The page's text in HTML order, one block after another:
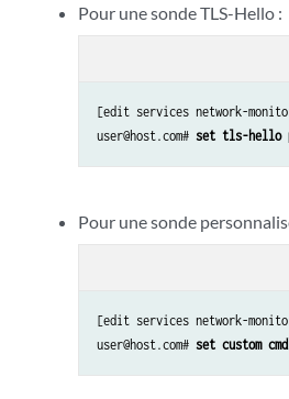
Pour une sonde TLS-Hello :
[edit services network-
user@host.com# set tls-hello
Pour une sonde
[edit services network-
user@host.com# set custom cmd